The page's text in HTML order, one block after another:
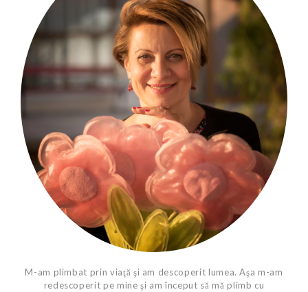
M-am plimbat prin viaţă şi am descoperit lumea. Aşa m-am
redescoperit pe mine şi am început să mă plimb cu